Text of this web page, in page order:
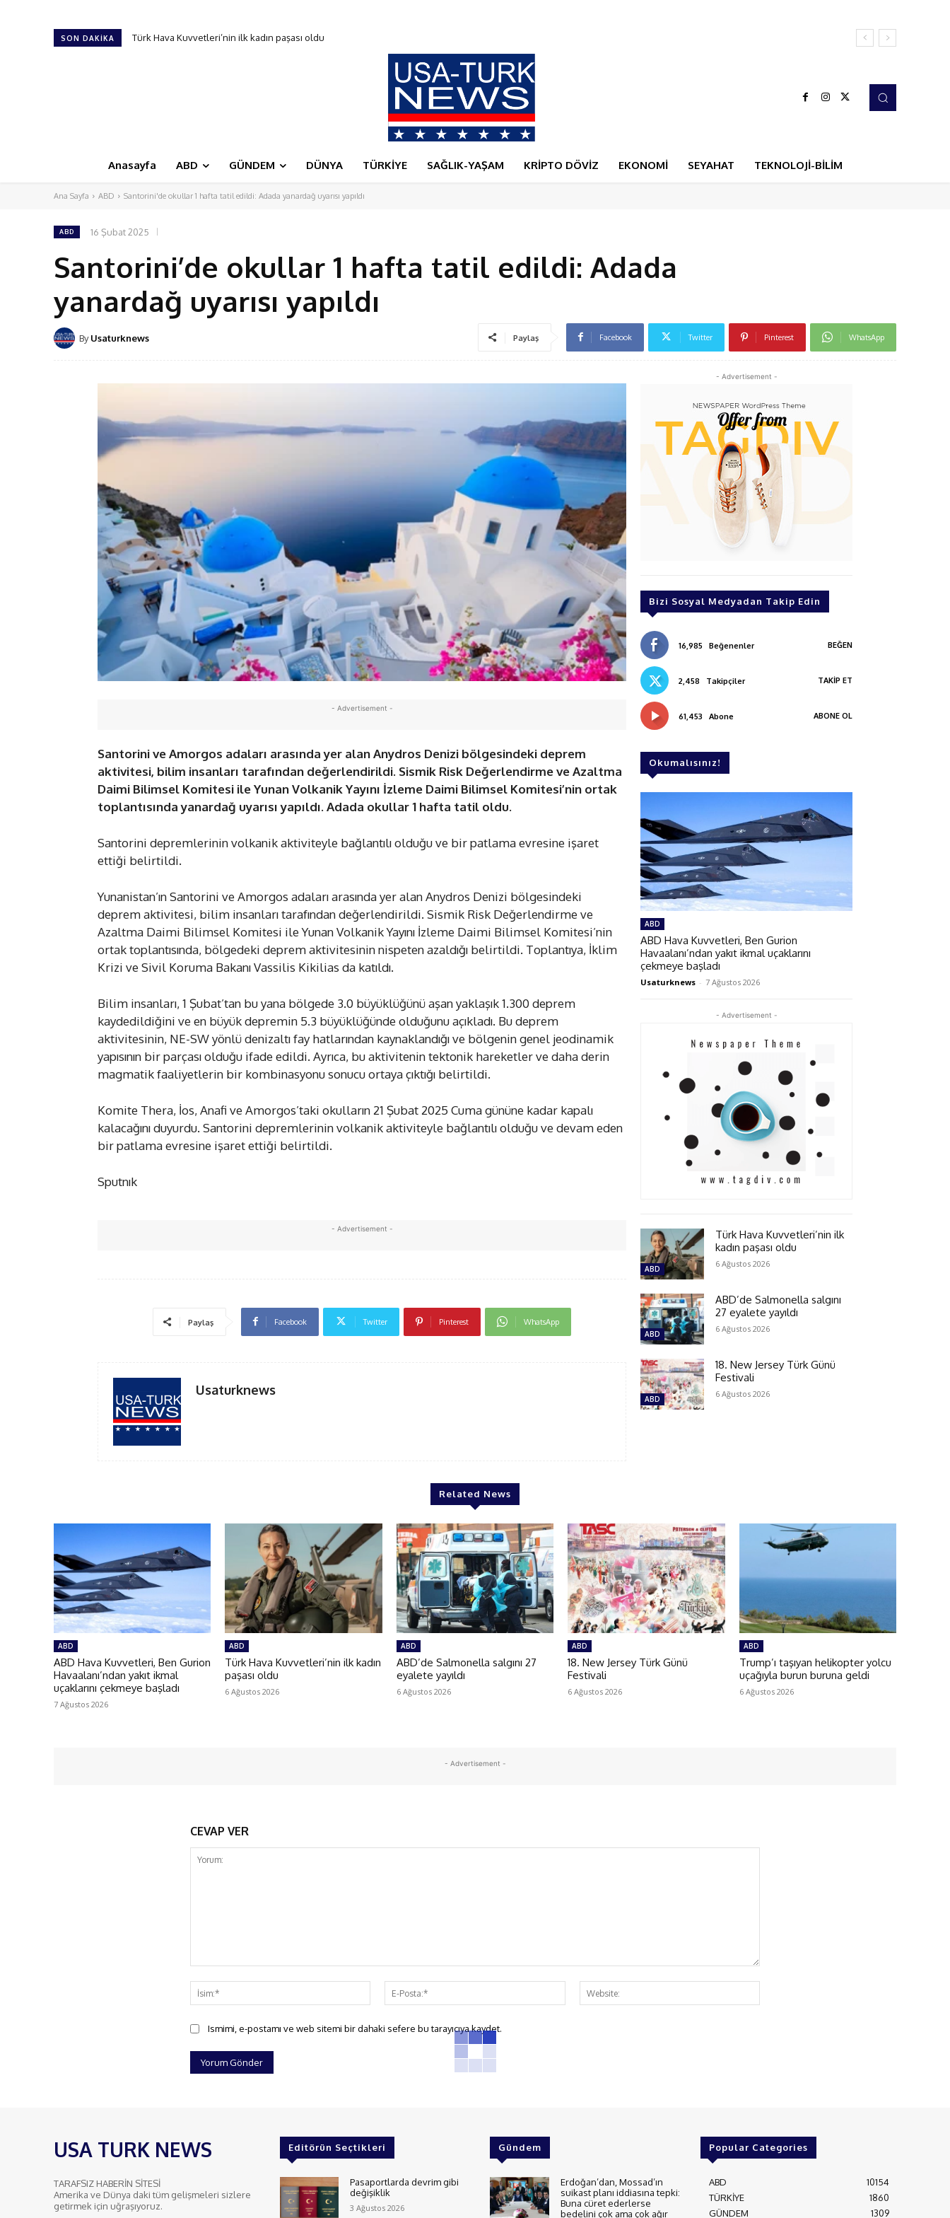
SON DAKIKA Türk Hava Kuvvetleri’nin ilk kadın paşası oldu
ABD’de Salmonella salgını 27 eyalete yayıldı
Anasayfa ABD GÜNDEM DÜNYA TÜRKİYE SAĞLIK-YAŞAM KRİPTO DÖVİZ EKONOMİ SEYAHAT TEKNOLOJİ-BİLİM
Ana Sayfa ABD Santorini'de okullar 1 hafta tatil edildi: Adada yanardağ uyarısı yapıldı
ABD 16 Şubat 2025
Santorini’de okullar 1 hafta tatil edildi: Adada
yanardağ uyarısı yapıldı
By Usaturknews Paylaş Facebook Twitter Pinterest WhatsApp
- Advertisement -
Santorini ve Amorgos adaları arasında yer alan Anydros Denizi bölgesindeki deprem
aktivitesi, bilim insanları tarafından değerlendirildi. Sismik Risk Değerlendirme ve Azaltma
Daimi Bilimsel Komitesi ile Yunan Volkanik Yayını İzleme Daimi Bilimsel Komitesi’nin ortak
toplantısında yanardağ uyarısı yapıldı. Adada okullar 1 hafta tatil oldu.
Santorini depremlerinin volkanik aktiviteyle bağlantılı olduğu ve bir patlama evresine işaret
ettiği belirtildi.
Yunanistan’ın Santorini ve Amorgos adaları arasında yer alan Anydros Denizi bölgesindeki
deprem aktivitesi, bilim insanları tarafından değerlendirildi. Sismik Risk Değerlendirme ve
Azaltma Daimi Bilimsel Komitesi ile Yunan Volkanik Yayını İzleme Daimi Bilimsel Komitesi’nin
ortak toplantısında, bölgedeki deprem aktivitesinin nispeten azaldığı belirtildi. Toplantıya, İklim
Krizi ve Sivil Koruma Bakanı Vassilis Kikilias da katıldı.
Bilim insanları, 1 Şubat’tan bu yana bölgede 3.0 büyüklüğünü aşan yaklaşık 1.300 deprem
kaydedildiğini ve en büyük depremin 5.3 büyüklüğünde olduğunu açıkladı. Bu deprem
aktivitesinin, NE-SW yönlü denizaltı fay hatlarından kaynaklandığı ve bölgenin genel jeodinamik
yapısının bir parçası olduğu ifade edildi. Ayrıca, bu aktivitenin tektonik hareketler ve daha derin
magmatik faaliyetlerin bir kombinasyonu sonucu ortaya çıktığı belirtildi.
Komite Thera, İos, Anafi ve Amorgos’taki okulların 21 Şubat 2025 Cuma gününe kadar kapalı
kalacağını duyurdu. Santorini depremlerinin volkanik aktiviteyle bağlantılı olduğu ve devam eden
bir patlama evresine işaret ettiği belirtildi.
Sputnık
- Advertisement -
Paylaş Facebook Twitter Pinterest WhatsApp
Usaturknews
- Advertisement -
Bizi Sosyal Medyadan Takip Edin
16,985 Beğenenler BEĞEN
2,458 Takipçiler TAKIP ET
61,453 Abone ABONE OL
Okumalısınız!
ABD
ABD Hava Kuvvetleri, Ben Gurion
Havaalanı’ndan yakıt ikmal uçaklarını
çekmeye başladı
Usaturknews - 7 Ağustos 2026
- Advertisement -
ABD
Türk Hava Kuvvetleri’nin ilk
kadın paşası oldu
6 Ağustos 2026
ABD
ABD’de Salmonella salgını
27 eyalete yayıldı
6 Ağustos 2026
ABD
18. New Jersey Türk Günü
Festivali
6 Ağustos 2026
Related News
ABD
ABD Hava Kuvvetleri, Ben Gurion
Havaalanı’ndan yakıt ikmal
uçaklarını çekmeye başladı
7 Ağustos 2026
ABD
Türk Hava Kuvvetleri’nin ilk kadın
paşası oldu
6 Ağustos 2026
ABD
ABD’de Salmonella salgını 27
eyalete yayıldı
6 Ağustos 2026
ABD
18. New Jersey Türk Günü
Festivali
6 Ağustos 2026
ABD
Trump’ı taşıyan helikopter yolcu
uçağıyla burun buruna geldi
6 Ağustos 2026
- Advertisement -
CEVAP VER
İsim:*
Posta:*
Ismimi, e-postamı ve web sitemi bir dahaki sefere bu tarayıcıya kaydet.
USA TURK NEWS
TARAFSIZ HABERİN SİTESİ
Amerika ve Dünya daki tüm gelişmeleri sizlere
getirmek için uğraşıyoruz.
Editörün Seçtikleri
Pasaportlarda devrim gibi
değişiklik
3 Ağustos 2026
Gündem
Erdoğan’dan, Mossad’ın
suikast planı iddiasına tepki:
Buna cüret ederlerse
bedelini çok ama çok ağır
Popular Categories
ABD
10154
TÜRKİYE
1860
GÜNDEM
1309